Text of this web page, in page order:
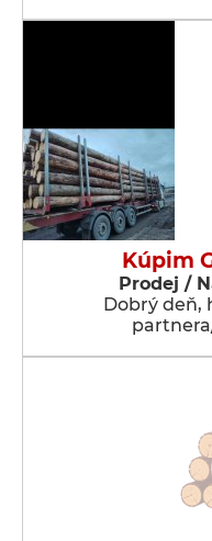
Kúpim
Prodej /
Dobrý deň,